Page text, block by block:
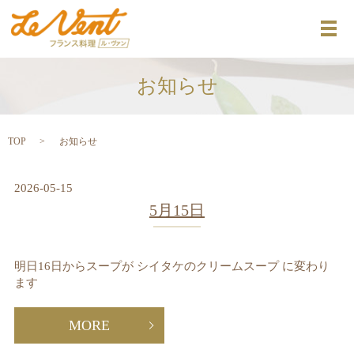
メ
お知らせ
TOP お知らせ
2026-05-15
5月15日
明日16日からスープが シイタケのクリームスープ に変わり
ます
MORE